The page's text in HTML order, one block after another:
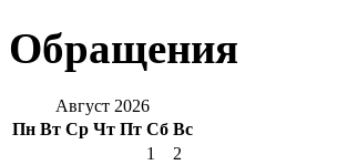
Обращения
Август 2026
Пн Вт Ср Чт Пт Сб Вс
1
2